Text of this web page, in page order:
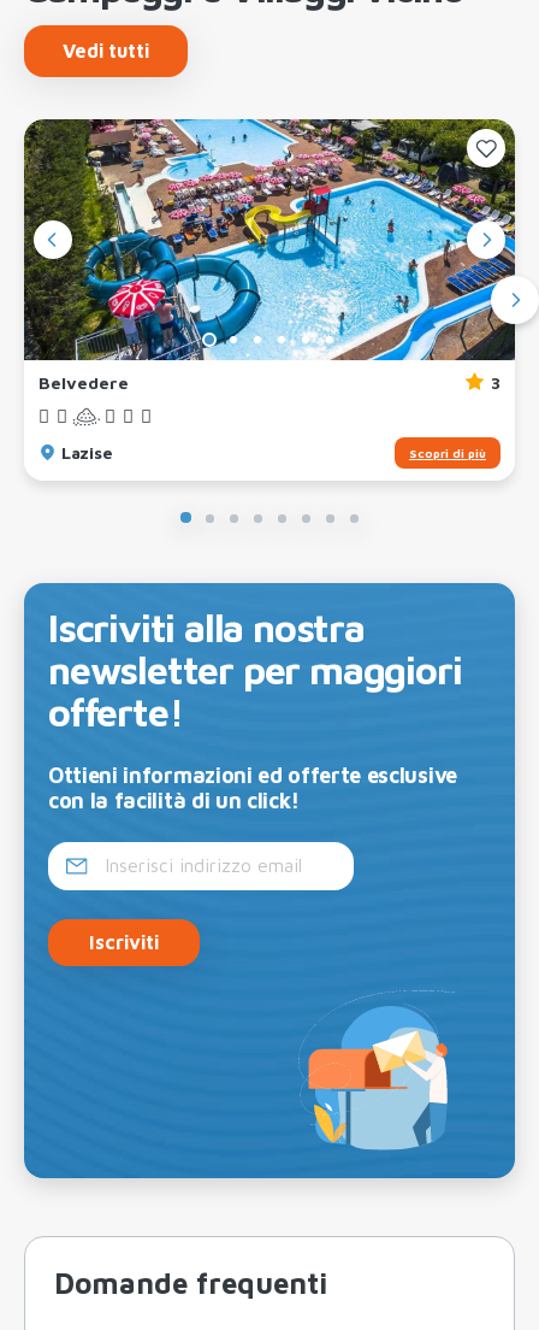
Vedi tutti
Belvedere 3
Lazise Scopri di più
Iscriviti alla nostra
newsletter per maggiori
offerte!
Ottieni informazioni ed offerte esclusive
con la facilità di un click!
Iscriviti
Domande frequenti